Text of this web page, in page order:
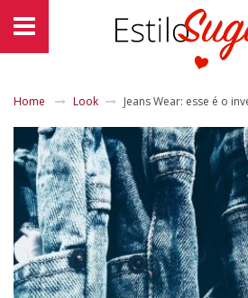
Home Look Jeans Wear: esse é o